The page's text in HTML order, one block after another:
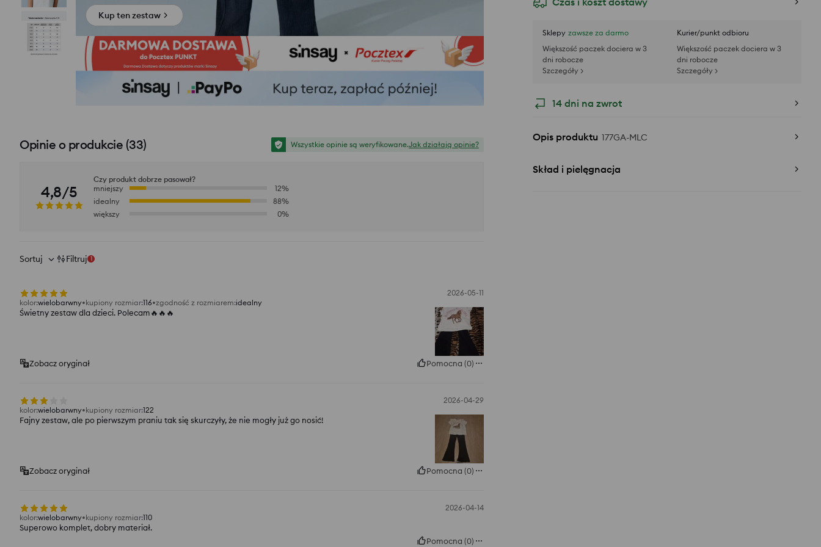
Sklepy zawsze za darmo
Większość paczek dociera w 3
dni robocze
Szczegóły >
Kurier/punkt odbioru
Większość paczek dociera w 3
dni robocze
Szczegóły >
14 dni na zwrot
Opis produktu 177GA-MLC
Skład i pielęgnacja
Kup ten zestaw
Opinie o produkcie (33) Wszystkie opinie są weryfikowane.Jak działają opinie?
4,8/5
Czy produkt dobrze pasował?
mniejszy
12%
idealny
88%
większy
0%
Sortuj Filtruj 1
2026-05-11
kolor:wielobarwny kupiony rozmiar:116 zgodność z rozmiarem:idealny
Świetny zestaw dla dzieci. Polecam🔥🔥🔥
Zobacz oryginał Pomocna (0)
2026-04-29
kolor:wielobarwny kupiony rozmiar:122
Fajny zestaw, ale po pierwszym praniu tak się skurczyły, że nie mogły już go nosić!
Zobacz oryginał Pomocna (0)
2026-04-14
kolor:wielobarwny kupiony rozmiar:110
Superowo komplet, dobry materiał.
Pomocna (0)